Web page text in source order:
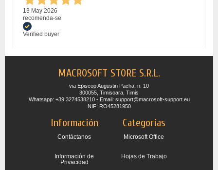
13 May 2026
recomenda-se
Verified buyer
MACROSOFT STORE S.R.L.
via Episcop Augustin Pacha, n. 10
300055, Timisoara, Timis
Whatsapp: +39 3274538210 - Email: support@macrosoft-support.eu
NIF: RO45281950
Información
Contáctanos
Información de
Privacidad
Categorías
Microsoft Office
Hojas de Trabajo